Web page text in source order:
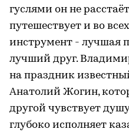
гуслями он не
путешествует и во
инструмент - лучшая
лучший друг.
на праздник
Анатолий Жогин,
другой чувствует
глубоко исполняет